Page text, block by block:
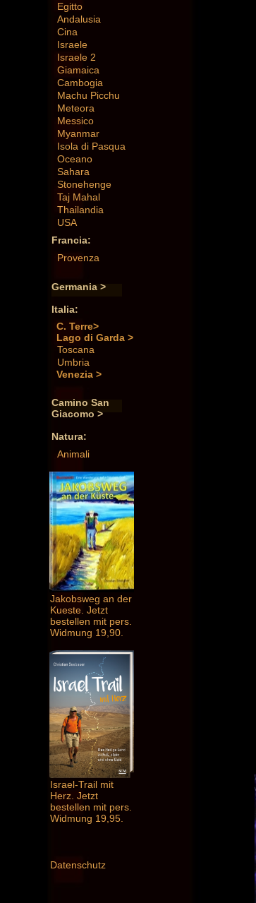
Egitto
Andalusia
Cina
Israele
Israele 2
Giamaica
Cambogia
Machu Picchu
Meteora
Messico
Myanmar
Isola di Pasqua
Oceano
Sahara
Stonehenge
Taj Mahal
Thailandia
USA
Francia:
Provenza
Germania >
Italia:
C. Terre>
Lago di Garda >
Toscana
Umbria
Venezia >
Camino San
Giacomo >
Natura:
Animali
Jakobsweg an der
Kueste. Jetzt
bestellen mit pers.
Widmung 19,90.
Israel-Trail mit
Herz. Jetzt
bestellen mit pers.
Widmung 19,95.
Datenschutz